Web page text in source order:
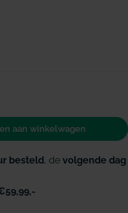
Elmex Anti-Caries
voor Elmex Anti-
aan winkelwagen
besteld, de volgende dag